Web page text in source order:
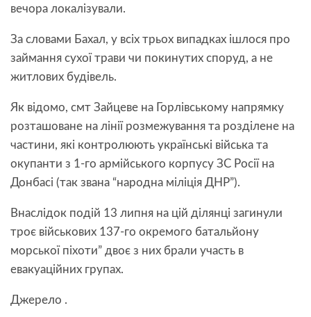
вечора локалізували.
За словами Бахал, у всіх трьох випадках ішлося про
займання сухої трави чи покинутих споруд, а не
житлових будівель.
Як відомо, смт Зайцеве на Горлівському напрямку
розташоване на лінії розмежування та розділене на
частини, які контролюють українські війська та
окупанти з 1-го армійського корпусу ЗС Росії на
Донбасі (так звана “народна міліція ДНР”).
Внаслідок подій 13 липня на цій ділянці загинули
троє військових 137-го окремого батальйону
морської піхоти” двоє з них брали участь в
евакуаційних групах.
Джерело .